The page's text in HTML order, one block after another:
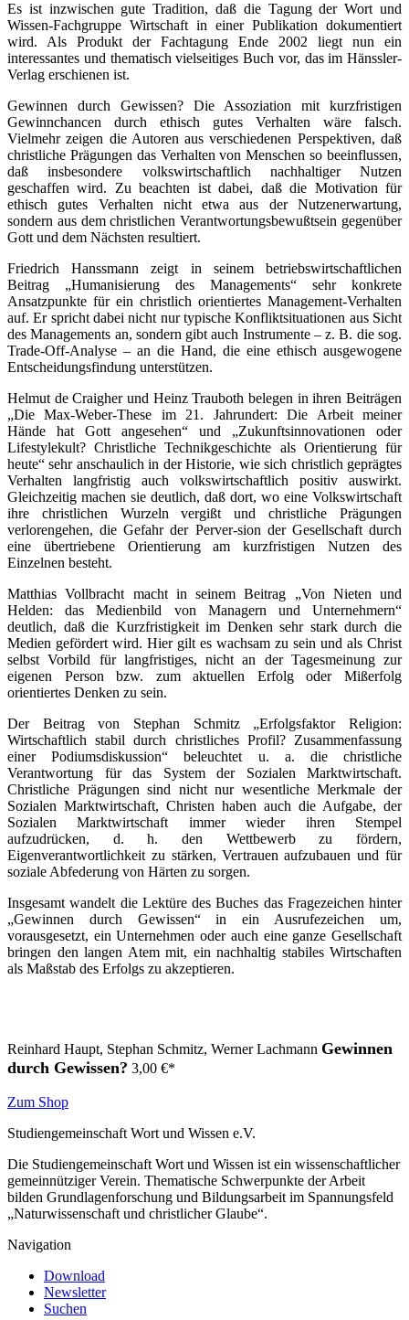
Es ist inzwischen gute Tradition, daß die Tagung der Wort und
Wissen-Fachgruppe Wirtschaft in einer Publikation dokumentiert
wird. Als Produkt der Fachtagung Ende 2002 liegt nun ein
interessantes und thematisch vielseitiges Buch vor, das im Hänssler-
Verlag erschienen ist.
Gewinnen durch Gewissen? Die Assoziation mit kurzfristigen
Gewinnchancen durch ethisch gutes Verhalten wäre falsch.
Vielmehr zeigen die Autoren aus verschiedenen Perspektiven, daß
christliche Prägungen das Verhalten von Menschen so beeinflussen,
daß insbesondere volkswirtschaftlich nachhaltiger Nutzen
geschaffen wird. Zu beachten ist dabei, daß die Motivation für
ethisch gutes Verhalten nicht etwa aus der Nutzenerwartung,
sondern aus dem christlichen Verantwortungsbewußtsein gegenüber
Gott und dem Nächsten resultiert.
Friedrich Hanssmann zeigt in seinem betriebswirtschaftlichen
Beitrag „Humanisierung des Managements“ sehr konkrete
Ansatzpunkte für ein christlich orientiertes Management-Verhalten
auf. Er spricht dabei nicht nur typische Konfliktsituationen aus Sicht
des Managements an, sondern gibt auch Instrumente – z. B. die sog.
Trade-Off-Analyse – an die Hand, die eine ethisch ausgewogene
Entscheidungsfindung unterstützen.
Helmut de Craigher und Heinz Trauboth belegen in ihren Beiträgen
„Die Max-Weber-These im 21. Jahrundert: Die Arbeit meiner
Hände hat Gott angesehen“ und „Zukunftsinnovationen oder
Lifestylekult? Christliche Technikgeschichte als Orientierung für
heute“ sehr anschaulich in der Historie, wie sich christlich geprägtes
Verhalten langfristig auch volkswirtschaftlich positiv auswirkt.
Gleichzeitig machen sie deutlich, daß dort, wo eine Volkswirtschaft
ihre christlichen Wurzeln vergißt und christliche Prägungen
verlorengehen, die Gefahr der Perver-sion der Gesellschaft durch
eine übertriebene Orientierung am kurzfristigen Nutzen des
Einzelnen besteht.
Matthias Vollbracht macht in seinem Beitrag „Von Nieten und
Helden: das Medienbild von Managern und Unternehmern“
deutlich, daß die Kurzfristigkeit im Denken sehr stark durch die
Medien gefördert wird. Hier gilt es wachsam zu sein und als Christ
selbst Vorbild für langfristiges, nicht an der Tagesmeinung zur
eigenen Person bzw. zum aktuellen Erfolg oder Mißerfolg
orientiertes Denken zu sein.
Der Beitrag von Stephan Schmitz „Erfolgsfaktor Religion:
Wirtschaftlich stabil durch christliches Profil? Zusammenfassung
einer Podiumsdiskussion“ beleuchtet u. a. die christliche
Verantwortung für das System der Sozialen Marktwirtschaft.
Christliche Prägungen sind nicht nur wesentliche Merkmale der
Sozialen Marktwirtschaft, Christen haben auch die Aufgabe, der
Sozialen Marktwirtschaft immer wieder ihren Stempel
aufzudrücken, d. h. den Wettbewerb zu fördern,
Eigenverantwortlichkeit zu stärken, Vertrauen aufzubauen und für
soziale Abfederung von Härten zu sorgen.
Insgesamt wandelt die Lektüre des Buches das Fragezeichen hinter
„Gewinnen durch Gewissen“ in ein Ausrufezeichen um,
vorausgesetzt, ein Unternehmen oder auch eine ganze Gesellschaft
bringen den langen Atem mit, ein nachhaltig stabiles Wirtschaften
als Maßstab des Erfolgs zu akzeptieren.
Reinhard Haupt, Stephan Schmitz, Werner Lachmann Gewinnen
durch Gewissen? 3,00 €*
Zum Shop
Studiengemeinschaft Wort und Wissen e.V.
Die Studiengemeinschaft Wort und Wissen ist ein wissenschaftlicher
gemeinnütziger Verein. Thematische Schwerpunkte der Arbeit
bilden Grundlagenforschung und Bildungsarbeit im Spannungsfeld
„Naturwissenschaft und christlicher Glaube“.
Navigation
Download
Newsletter
Suchen